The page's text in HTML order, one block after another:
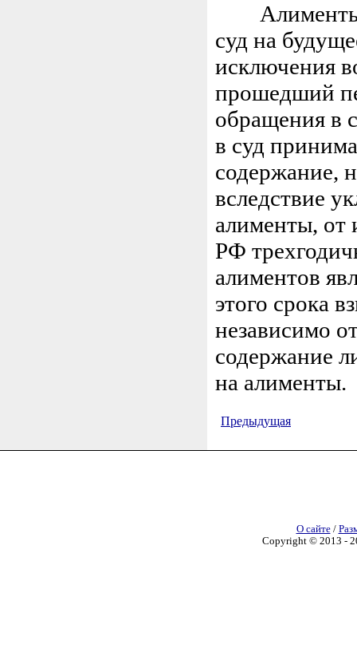
Алименты
суд на
исключения
прошедший
обращения в
в суд
содержание,
вследствие
алименты, от
РФ
алиментов
этого срока
независимо
содержание
на алименты.
Предыдущая
О сайте/
Copyright © 2013 -